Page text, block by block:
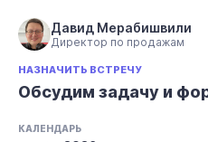
Давид Мерабишвили
Директор по продажам
НАЗНАЧИТЬ ВСТРЕЧУ
Обсудим задачу и
КАЛЕНДАРЬ